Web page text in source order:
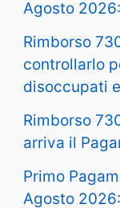
Agosto
Rimborso
controllarlo
disoccupati
Rimborso
arriva il
Primo
Agosto